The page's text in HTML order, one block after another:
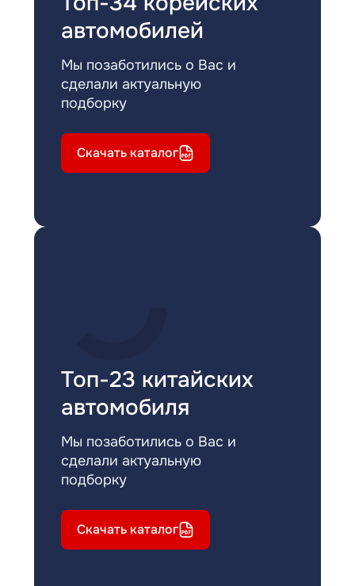
автомобилей
Мы позаботились о Вас и
сделали актуальную
подборку
Скачать каталог
Топ-23 китайских
автомобиля
Мы позаботились о Вас и
сделали актуальную
подборку
Скачать каталог